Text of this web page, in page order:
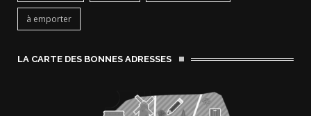
à emporter
LA CARTE DES BONNES ADRESSES